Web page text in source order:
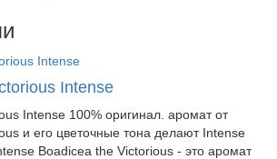
Intense
Intense 100% оригинал. аромат от
и его цветочные тона делают Intense
Boadicea the Victorious - это аромат